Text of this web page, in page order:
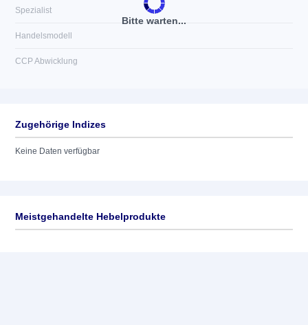
Bitte warten...
Spezialist
Handelsmodell
CCP Abwicklung
Zugehörige Indizes
Keine Daten verfügbar
Meistgehandelte Hebelprodukte